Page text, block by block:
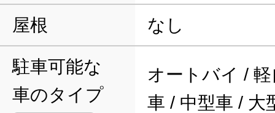
屋根 なし
駐車可能な
車のタイプ
オートバイ /
車 / 中型車 / 大